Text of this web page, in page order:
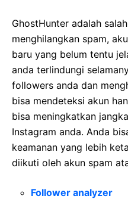
GhostHunter adalah
menghilangkan spam,
baru yang belum tentu
anda terlindungi
followers anda dan
bisa mendeteksi akun
bisa meningkatkan
Instagram anda. Anda
keamanan yang lebih
diikuti oleh akun spam
Follower analyzer